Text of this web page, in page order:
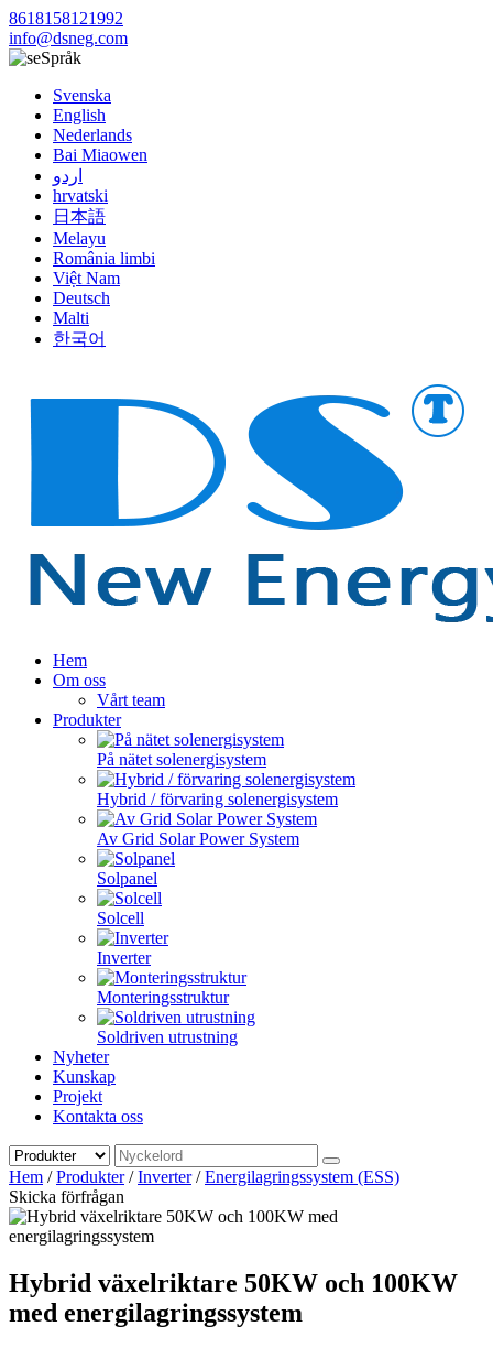
8618158121992
info@dsneg.com
Språk
Svenska
English
Nederlands
Bai Miaowen
اردو
hrvatski
日本語
Melayu
România limbi
Việt Nam
Deutsch
Malti
한국어
Hem
Om oss
Vårt team
Produkter
På nätet solenergisystem
Hybrid / förvaring solenergisystem
Av Grid Solar Power System
Solpanel
Solcell
Inverter
Monteringsstruktur
Soldriven utrustning
Nyheter
Kunskap
Projekt
Kontakta oss
Hem /Produkter/Inverter/Energilagringssystem (ESS)
Skicka förfrågan
Hybrid växelriktare 50KW och 100KW
med energilagringssystem